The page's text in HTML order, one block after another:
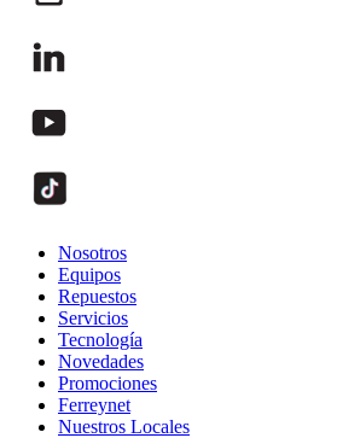
Nosotros
Equipos
Repuestos
Servicios
Tecnología
Novedades
Promociones
Ferreynet
Nuestros Locales